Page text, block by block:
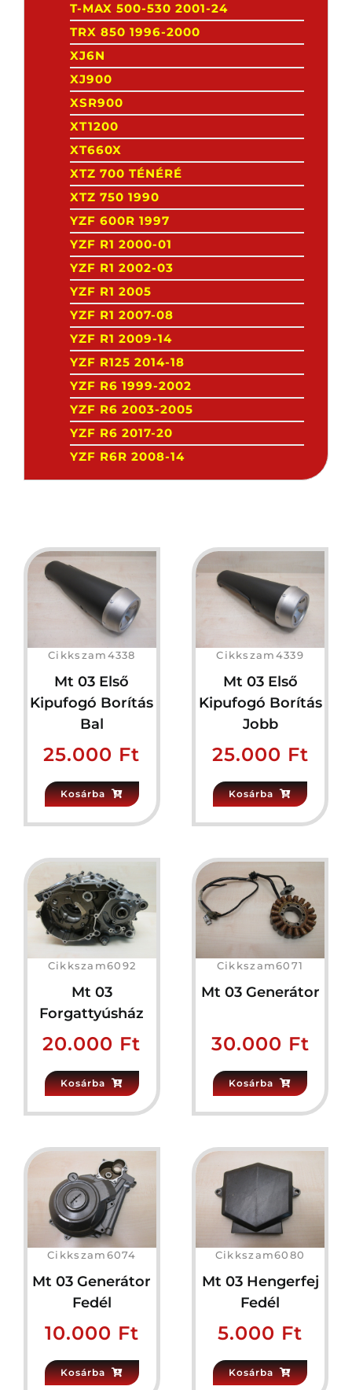
T-MAX 500-530 2001-24
TRX 850 1996-2000
XJ6N
XJ900
XSR900
XT1200
XT660X
XTZ 700 TÉNÉRÉ
XTZ 750 1990
YZF 600R 1997
YZF R1 2000-01
YZF R1 2002-03
YZF R1 2005
YZF R1 2007-08
YZF R1 2009-14
YZF R125 2014-18
YZF R6 1999-2002
YZF R6 2003-2005
YZF R6 2017-20
YZF R6R 2008-14
Cikkszam4338
Mt 03 Első
Kipufogó Borítás
Bal
25.000 Ft
Kosárba
Cikkszam4339
Mt 03 Első
Kipufogó Borítás
Jobb
25.000 Ft
Kosárba
Cikkszam6092
Mt 03
Forgattyúsház
20.000 Ft
Kosárba
Cikkszam6071
Mt 03 Generátor
30.000 Ft
Kosárba
Cikkszam6074
Mt 03 Generátor
Fedél
10.000 Ft
Kosárba
Cikkszam6080
Mt 03 Hengerfej
Fedél
5.000 Ft
Kosárba